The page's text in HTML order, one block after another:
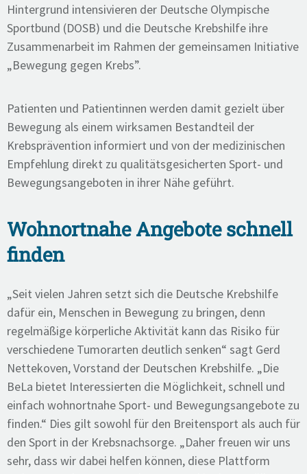
Hintergrund intensivieren der Deutsche Olympische
Sportbund (DOSB) und die Deutsche Krebshilfe ihre
Zusammenarbeit im Rahmen der gemeinsamen Initiative
„Bewegung gegen Krebs”.
Patienten und Patientinnen werden damit gezielt über
Bewegung als einem wirksamen Bestandteil der
Krebsprävention informiert und von der medizinischen
Empfehlung direkt zu qualitätsgesicherten Sport- und
Bewegungsangeboten in ihrer Nähe geführt.
Wohnortnahe Angebote schnell
finden
„Seit vielen Jahren setzt sich die Deutsche Krebshilfe
dafür ein, Menschen in Bewegung zu bringen, denn
regelmäßige körperliche Aktivität kann das Risiko für
verschiedene Tumorarten deutlich senken“ sagt Gerd
Nettekoven, Vorstand der Deutschen Krebshilfe. „Die
BeLa bietet Interessierten die Möglichkeit, schnell und
einfach wohnortnahe Sport- und Bewegungsangebote zu
finden.“ Dies gilt sowohl für den Breitensport als auch für
den Sport in der Krebsnachsorge. „Daher freuen wir uns
sehr, dass wir dabei helfen können, diese Plattform